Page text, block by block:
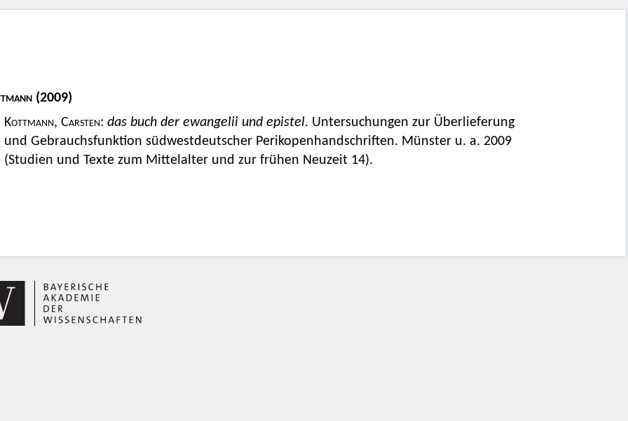
(2009)
Kottmann, Carsten: das buch der ewangelii und epistel. Untersuchungen zur Überlieferung
und Gebrauchsfunktion südwestdeutscher Perikopenhandschriften. Münster u. a. 2009
(Studien und Texte zum Mittelalter und zur frühen Neuzeit 14).